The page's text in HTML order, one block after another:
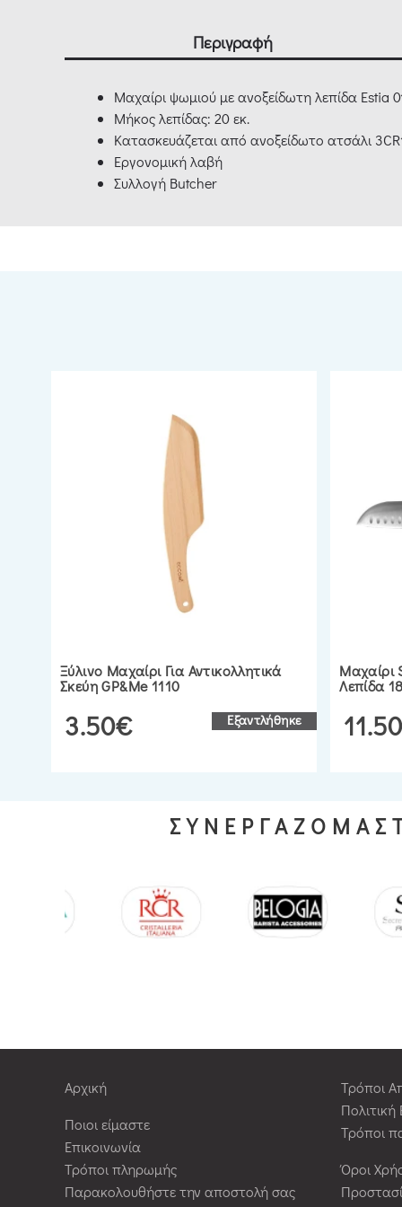
Περιγραφή
Μαχαίρι ψωμιού με ανοξείδωτη λεπίδα Estia
Μήκος λεπίδας: 20 εκ.
Κατασκευάζεται από ανοξείδωτο ατσάλι
Εργονομική λαβή
Συλλογή Butcher
Ξύλινο Μαχαίρι Για Αντικολλητικά
Σκεύη GP&me 1110
3.50€ Εξαντλήθηκε
Μαχαίρι
Λεπίδα
Αρχική
Ποιοι είμαστε
Επικοινωνία
Τρόποι πληρωμής
Παρακολουθήστε την αποστολή σας
Τρόποι
Τρόποι
Όροι